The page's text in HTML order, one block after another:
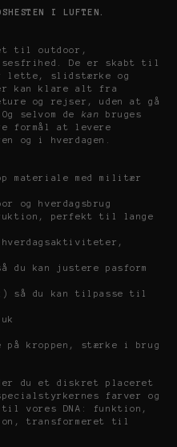
I LUFTEN.
til outdoor,
De er skabt til
lette, slidstærke og
kan klare alt fra
og rejser, uden at gå
selvom de
kan
bruges
formål at levere
og i hverdagen.
materiale med militær
og hverdagsbrug
perfekt til lange
kan justere pasform
så du kan tilpasse til
kroppen, stærke i brug
du et diskret placeret
farver og
vores DNA: funktion,
transformeret til